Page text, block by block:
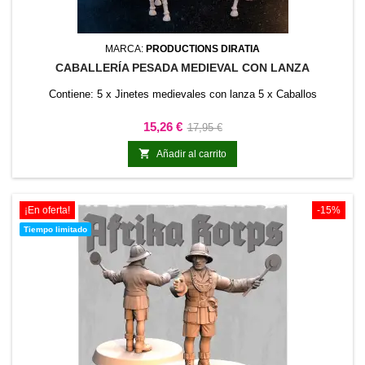
MARCA: PRODUCTIONS DIRATIA
CABALLERÍA PESADA MEDIEVAL CON LANZA
Contiene: 5 x Jinetes medievales con lanza 5 x Caballos
Precio
15,26 € Precio
base
17,95 €
 Añadir al carrito
-15%
¡En oferta!
Tiempo limitado